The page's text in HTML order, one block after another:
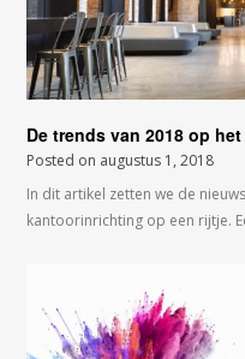
De trends van 2018 op
Posted on augustus 1, 2018
In dit artikel zetten we de
kantoorinrichting op een rijtje.